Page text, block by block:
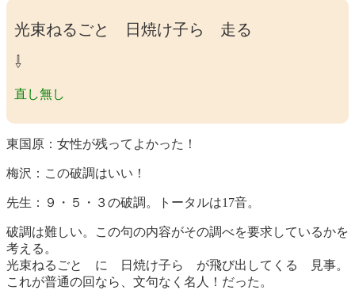
光束ねるごと 日焼け子ら 走る
⇩
直し無し
東国原：女性が残ってよかった！
梅沢：この破調はいい！
先生：９・５・３の破調。トータルは17音。
破調は難しい。この句の内容がその調べを要求しているかを
考える。
光束ねるごと に 日焼け子ら が飛び出してくる 見事。
これが普通の回なら、文句なく名人！だった。